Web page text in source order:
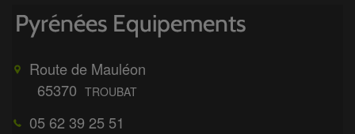
Route de Mauléon
65370 TROUBAT
05 62 39 25 51